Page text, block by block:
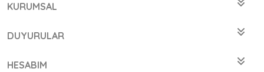
KURUMSAL
DUYURULAR
HESABIM